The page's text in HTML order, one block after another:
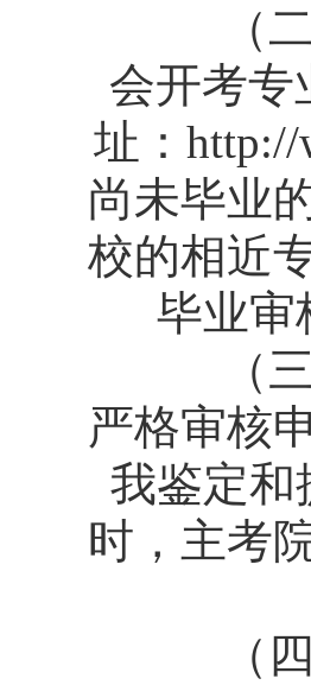
（二
会开考专
址：http://
尚未毕业
校的相近
毕业审
（三
严格审核
我鉴定和
时，主考
（四